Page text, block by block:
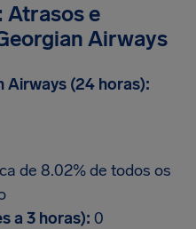
Atrasos e
Airways
Airways (24 horas):
de 8.02% de todos os
a 3 horas): 0